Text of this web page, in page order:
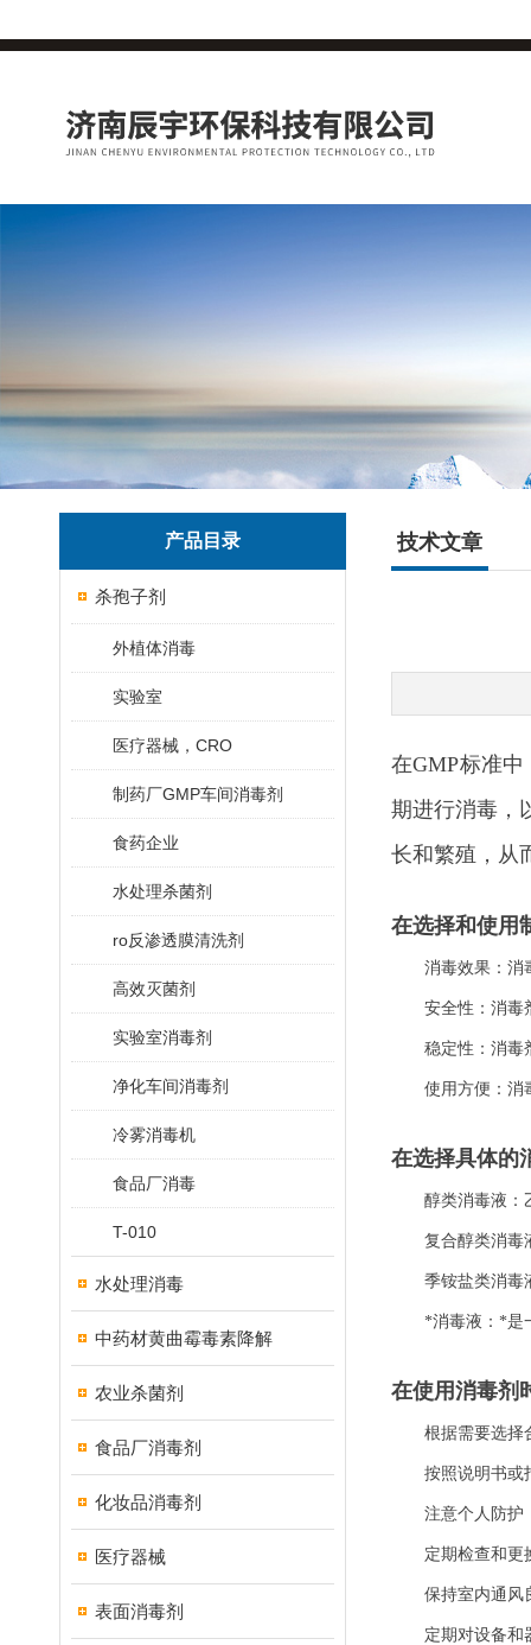
产品目录
杀孢子剂
外植体消毒
实验室
医疗器械，CRO
制药厂GMP车间消毒剂
食药企业
水处理杀菌剂
ro反渗透膜清洗剂
高效灭菌剂
实验室消毒剂
净化车间消毒剂
冷雾消毒机
食品厂消毒
T-010
水处理消毒
中药材黄曲霉毒素降解
农业杀菌剂
食品厂消毒剂
化妆品消毒剂
医疗器械
表面消毒剂
技术文章
在GMP标准
期进行消毒，
长和繁殖，从
在选择和使用
消毒效果：消
安全性：消毒
稳定性：消毒
使用方便：消
在选择具体的
醇类消毒液：
复合醇类消毒
季铵盐类消毒
*消毒液：*是
在使用消毒剂
根据需要选择
按照说明书或
注意个人防护
定期检查和更
保持室内通风
定期对设备和